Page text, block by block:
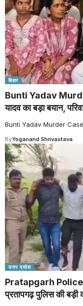
बिहार
Bunti Yadav
यादव का बड़ा बयान,
Bunti Yadav Murder Case
ByYoganand Shrivastava
उत्तर प्रदेश
Pratapgarh Police
प्रतापगढ़ पुलिस की बड़ी